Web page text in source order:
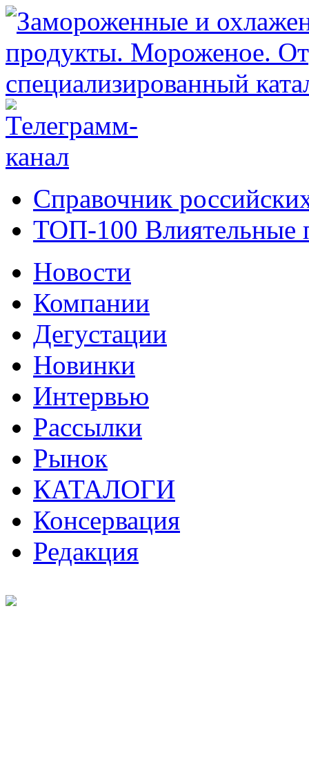
Справочник
ТОП-100 Влиятельные
Новости
Компании
Дегустации
Новинки
Интервью
Рассылки
Рынок
КАТАЛОГИ
Консервация
Редакция